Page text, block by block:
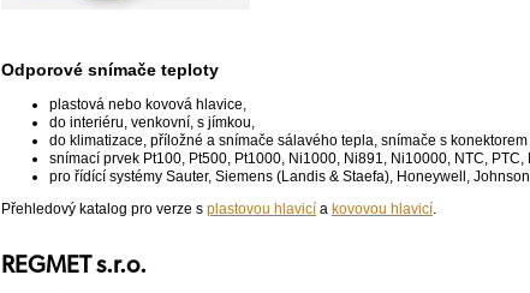
Odporové snímače teploty
plastová nebo kovová hlavice,
do interiéru, venkovní, s jímkou,
do klimatizace, příložné a snímače sálavého tepla, snímače s konektorem
snímací prvek Pt100, Pt500, Pt1000, Ni1000, Ni891, Ni10000, NTC, PTC,
pro řídící systémy Sauter, Siemens (Landis & Staefa), Honeywell,
Přehledový katalog pro verze s plastovou hlavicí a kovovou hlavicí.
REGMET s.r.o.